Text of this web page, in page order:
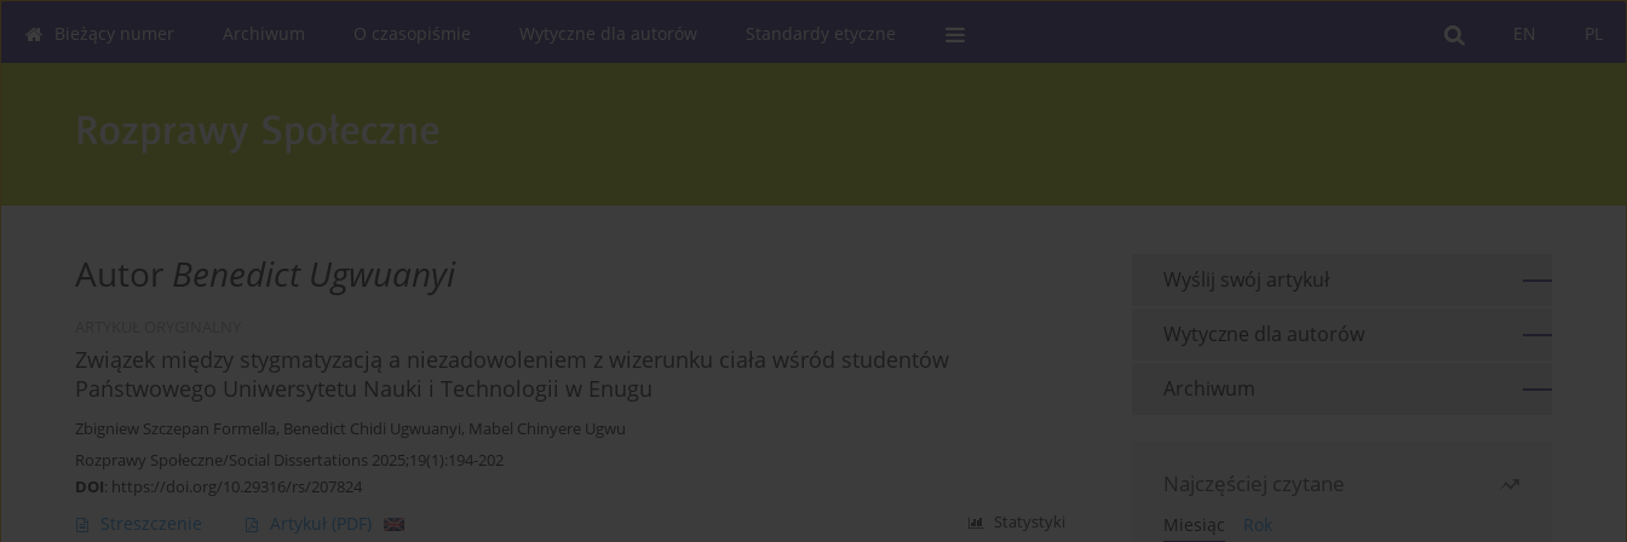
PL
EN
Bieżący numer Archiwum O czasopiśmie Wytyczne dla autorów Standardy etyczne
Autor Benedict Ugwuanyi
Związek między stygmatyzacją a niezadowoleniem z wizerunku ciała wśród studentów
Państwowego Uniwersytetu Nauki i Technologii w Enugu
Zbigniew Szczepan Formella, Benedict Chidi Ugwuanyi, Mabel Chinyere Ugwu
Rozprawy Społeczne/Social Dissertations 2025;19(1):194-202
DOI: https://doi.org/10.29316/rs/207824
Streszczenie Artykuł (PDF) Statystyki
Wyślij swój artykuł
Wytyczne dla autorów
Archiwum
Najczęściej czytane
Miesiąc
Rok